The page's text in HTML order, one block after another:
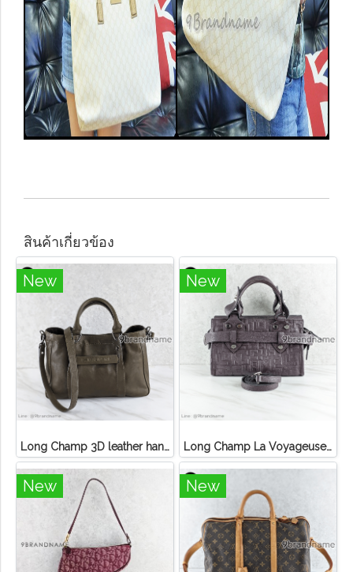
สินค้าเกี่ยวข้อง
New
Long Champ 3D leather handbag
New
Long Champ La Voyageuse Bag Leather
New New